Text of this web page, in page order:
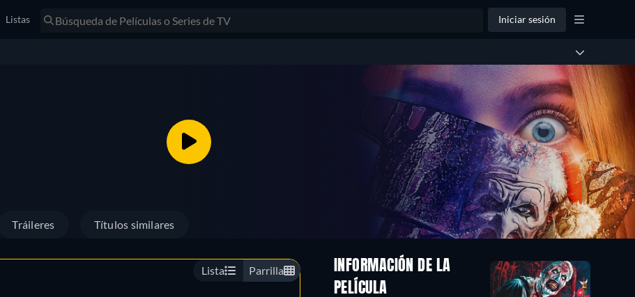
Listas Iniciar sesión
Tráileres Títulos similares
Lista Parrilla
INFORMACIÓN DE LA
PELÍCULA